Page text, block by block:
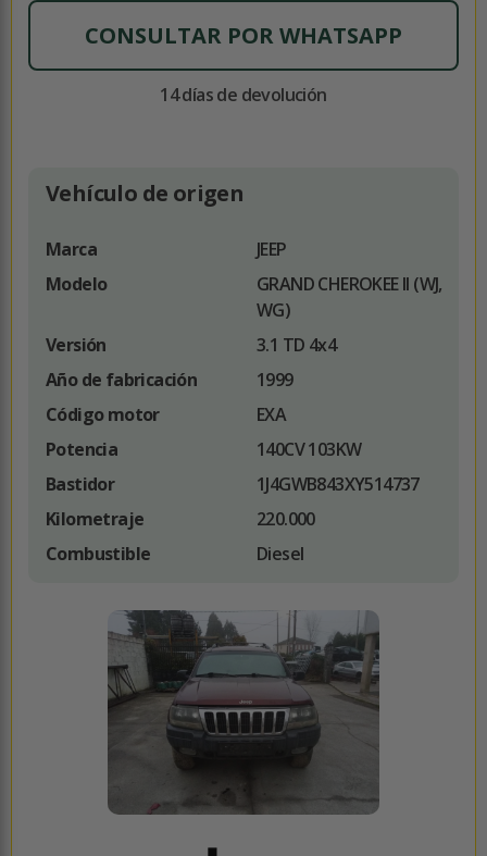
CONSULTAR POR WHATSAPP
14 días de devolución
Vehículo de origen
Marca
JEEP
Modelo
GRAND CHEROKEE II (WJ,
WG)
Versión
3.1 TD 4x4
Año de fabricación
1999
Código motor
EXA
Potencia
140CV 103KW
Bastidor
1J4GWB843XY514737
Kilometraje
220.000
Combustible
Diesel